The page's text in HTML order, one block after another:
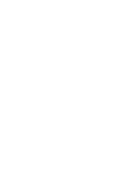
는 숨은 그림 찾기 어
뿐입니다.